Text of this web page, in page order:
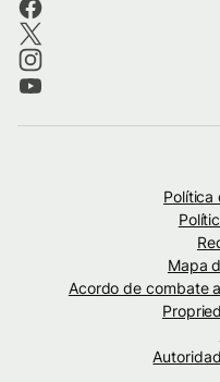
Política
Mapa
Acordo de combate